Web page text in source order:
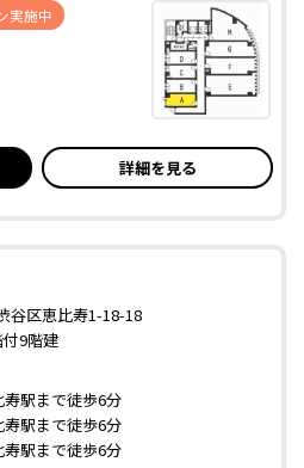
実施中
詳細を見る
谷区恵比寿1-18-18
9階建
寿駅まで徒歩6分
寿駅まで徒歩6分
寿駅まで徒歩6分